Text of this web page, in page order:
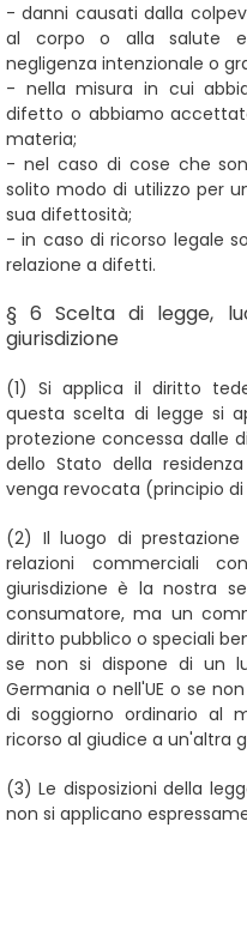
- danni causati dalla
al corpo o alla salute
negligenza intenzionale o
- nella misura in cui
difetto o abbiamo
materia;
- nel caso di cose che
solito modo di utilizzo per
sua difettosità;
- in caso di ricorso legale
relazione a difetti.
§ 6 Scelta di legge,
giurisdizione
(1) Si applica il diritto
questa scelta di legge si
protezione concessa dalle
dello Stato della
venga revocata (principio
(2) Il luogo di
relazioni commerciali
giurisdizione è la nostra
consumatore, ma un
diritto pubblico o speciali
se non si dispone di un
Germania o nell'UE o se
di soggiorno ordinario al
ricorso al giudice a un'altra
(3) Le disposizioni della
non si applicano